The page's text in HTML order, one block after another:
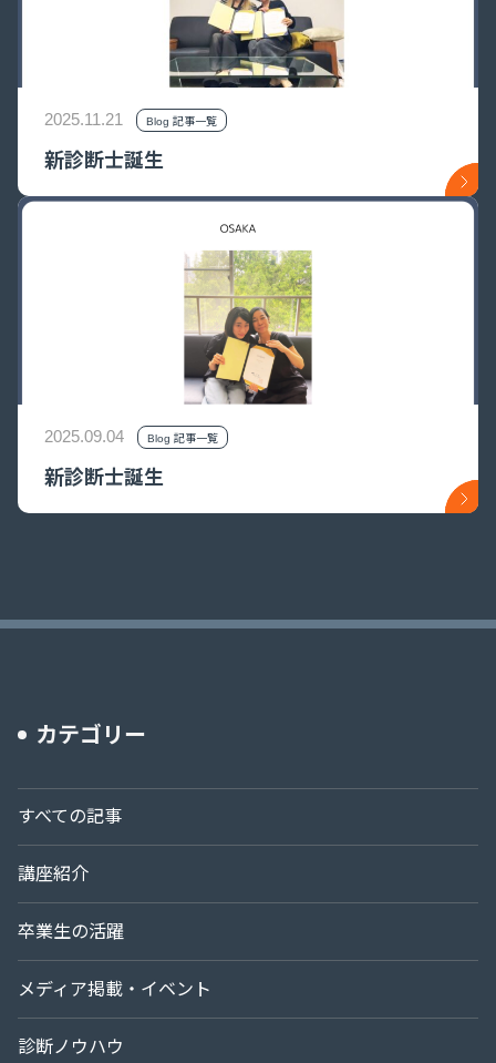
2025.11.21 Blog 記事一覧
新診断士誕生
2025.09.04 Blog 記事一覧
新診断士誕生
カテゴリー
すべての記事
講座紹介
卒業生の活躍
メディア掲載・イベント
診断ノウハウ